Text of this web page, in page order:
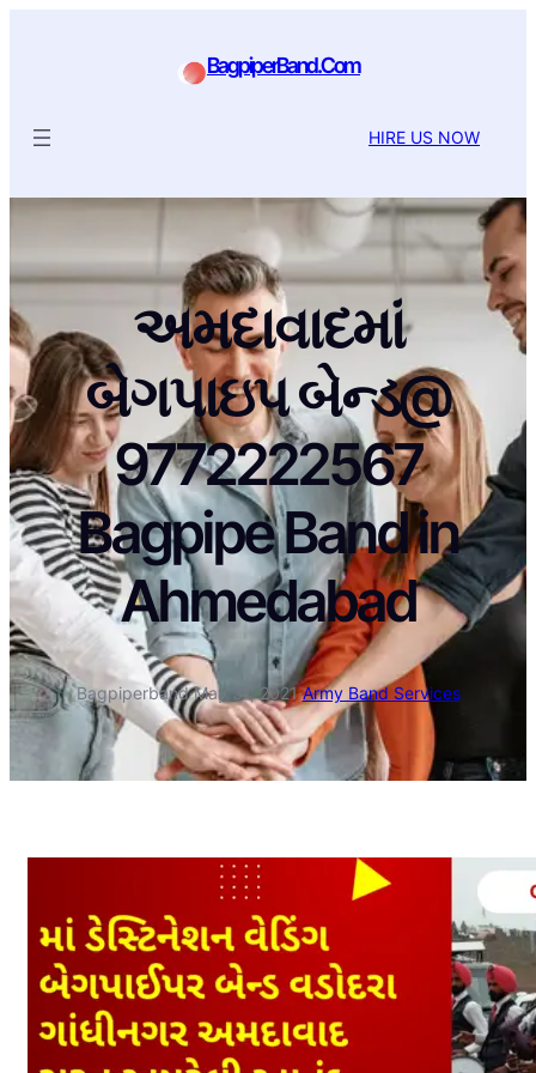
BagpiperBand.Com
HIRE US NOW
અમદાવાદમાં
બેગપાઇપ બેન્ડ@
9772222567
Bagpipe Band in
Ahmedabad
Bagpiperband·May 31, 2021·Army Band Services